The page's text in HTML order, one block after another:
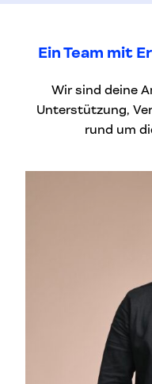
Ein Team mit
Wir sind deine
Unterstützung,
rund um